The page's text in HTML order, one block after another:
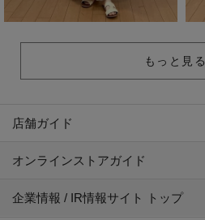
もっと見る
店舗ガイド
オンラインストアガイド
企業情報 / IR情報サイト トップ